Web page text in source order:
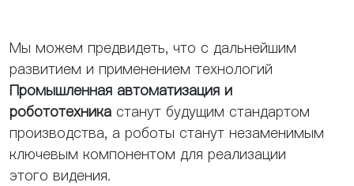
Мы можем предвидеть, что с дальнейшим
развитием и применением технологий
Промышленная автоматизация и
робототехника станут будущим стандартом
производства, а роботы станут незаменимым
ключевым компонентом для реализации
этого видения.